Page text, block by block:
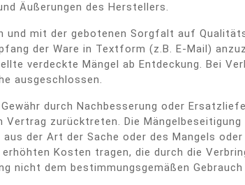
Äußerungen des Herstellers.
mit der gebotenen Sorgfalt auf
der Ware in Textform (z.B. E-Mail)
verdeckte Mängel ab Entdeckung. Bei
ausgeschlossen.
durch Nachbesserung oder
Vertrag zurücktreten. Die
der Art der Sache oder des Mangels
Kosten tragen, die durch die
nicht dem bestimmungsgemäßen